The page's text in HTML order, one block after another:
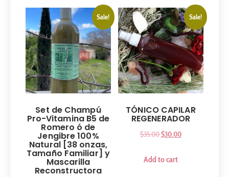
Sale!
Set de Champú
Pro-Vitamina B5 de
Romero ó de
Jengibre 100%
Natural [38 onzas,
Tamaño Familiar] y
Mascarilla
Reconstructora
Sale!
TÓNICO CAPILAR
REGENERADOR
$35.00$30.00
Add to cart